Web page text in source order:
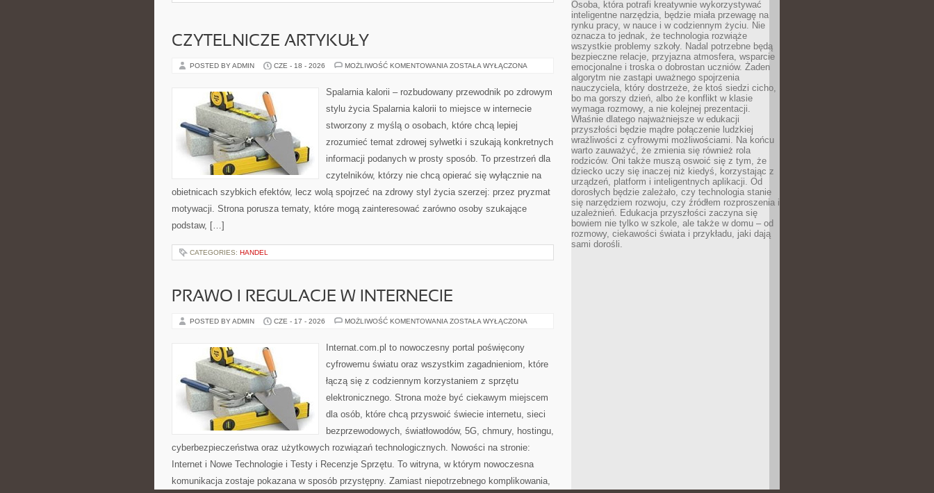
CZYTELNICZE ARTYKUŁY
POSTED BY ADMIN CZE - 18 - 2026 MOŻLIWOŚĆ KOMENTOWANIA CZYTELNICZE
ZOSTAŁA WYŁĄCZONA
Spalarnia kalorii – rozbudowany przewodnik po zdrowym
stylu życia Spalarnia kalorii to miejsce w internecie
stworzony z myślą o osobach, które chcą lepiej
zrozumieć temat zdrowej sylwetki i szukają konkretnych
informacji podanych w prosty sposób. To przestrzeń dla
czytelników, którzy nie chcą opierać się wyłącznie na
obietnicach szybkich efektów, lecz wolą spojrzeć na zdrowy styl życia szerzej: przez pryzmat
motywacji. Strona porusza tematy, które mogą zainteresować zarówno osoby szukające
podstaw, […]
CATEGORIES: HANDEL
PRAWO I REGULACJE W INTERNECIE
POSTED BY ADMIN CZE - 17 - 2026 MOŻLIWOŚĆ KOMENTOWANIA PRAWO
INTERNECIE
ZOSTAŁA WYŁĄCZONA
Internat.com.pl to nowoczesny portal poświęcony
cyfrowemu światu oraz wszystkim zagadnieniom, które
łączą się z codziennym korzystaniem z sprzętu
elektronicznego. Strona może być ciekawym miejscem
dla osób, które chcą przyswoić świecie internetu, sieci
bezprzewodowych, światłowodów, 5G, chmury, hostingu,
cyberbezpieczeństwa oraz użytkowych rozwiązań technologicznych. Nowości na stronie:
Internet i Nowe Technologie i Testy i Recenzje Sprzętu. To witryna, w którym nowoczesna
komunikacja zostaje pokazana w sposób przystępny. Zamiast niepotrzebnego komplikowania,
Osoba, która potrafi kreatywnie wykorzystywać
inteligentne narzędzia, będzie miała przewagę na
rynku pracy, w nauce i w codziennym życiu. Nie
oznacza to jednak, że technologia rozwiąże
wszystkie problemy szkoły. Nadal potrzebne będą
bezpieczne relacje, przyjazna atmosfera, wsparcie
emocjonalne i troska o dobrostan uczniów. Żaden
algorytm nie zastąpi uważnego spojrzenia
nauczyciela, który dostrzeże, że ktoś siedzi cicho,
bo ma gorszy dzień, albo że konflikt w klasie
wymaga rozmowy, a nie kolejnej prezentacji.
Właśnie dlatego najważniejsze w edukacji
przyszłości będzie mądre połączenie ludzkiej
wrażliwości z cyfrowymi możliwościami. Na końcu
warto zauważyć, że zmienia się również rola
rodziców. Oni także muszą oswoić się z tym, że
dziecko uczy się inaczej niż kiedyś, korzystając z
urządzeń, platform i inteligentnych aplikacji. Od
dorosłych będzie zależało, czy technologia stanie
się narzędziem rozwoju, czy źródłem rozproszenia i
uzależnień. Edukacja przyszłości zaczyna się
bowiem nie tylko w szkole, ale także w domu – od
rozmowy, ciekawości świata i przykładu, jaki dają
sami dorośli.